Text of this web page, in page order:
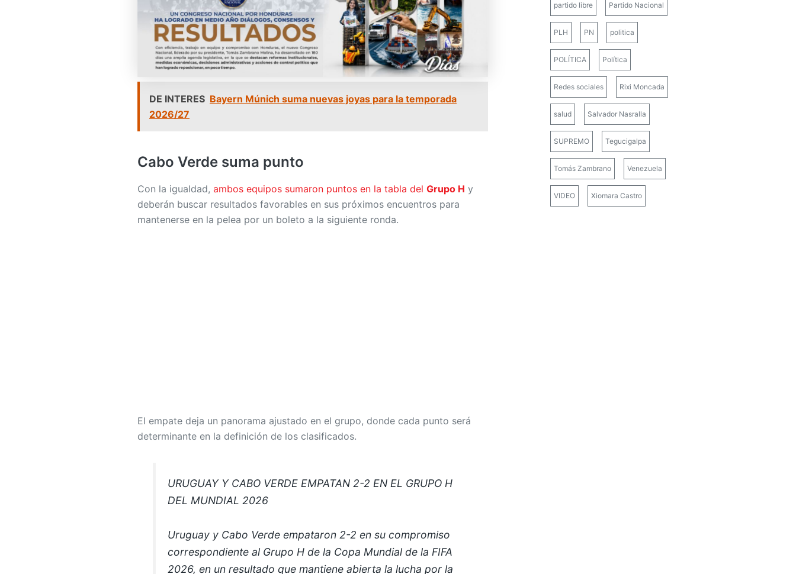
DE INTERES Bayern Múnich suma nuevas joyas para la temporada
2026/27
Cabo Verde suma punto
Con la igualdad, ambos equipos sumaron puntos en la tabla del Grupo H y
deberán buscar resultados favorables en sus próximos encuentros para
mantenerse en la pelea por un boleto a la siguiente ronda.
El empate deja un panorama ajustado en el grupo, donde cada punto será
determinante en la definición de los clasificados.
URUGUAY Y CABO VERDE EMPATAN 2-2 EN EL GRUPO H
DEL MUNDIAL 2026
Uruguay y Cabo Verde empataron 2-2 en su compromiso
correspondiente al Grupo H de la Copa Mundial de la FIFA
2026, en un resultado que mantiene abierta la lucha por la
partido libre Partido Nacional
PLH PN politica
POLÍTICA Política
Redes sociales Rixi Moncada
salud Salvador Nasralla
SUPREMO Tegucigalpa
Tomás Zambrano Venezuela
VIDEO Xiomara Castro